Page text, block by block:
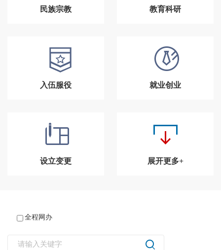
民族宗教 教育科研
入伍服役 就业创业
设立变更 展开更多+
全程网办